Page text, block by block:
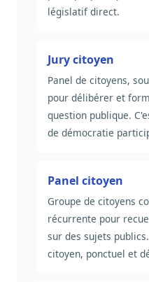
législatif direct.
Jury citoyen
Panel de citoyens,
pour délibérer et
question publique.
de démocratie
Panel citoyen
Groupe de citoyens
récurrente pour
sur des sujets
citoyen, ponctuel et